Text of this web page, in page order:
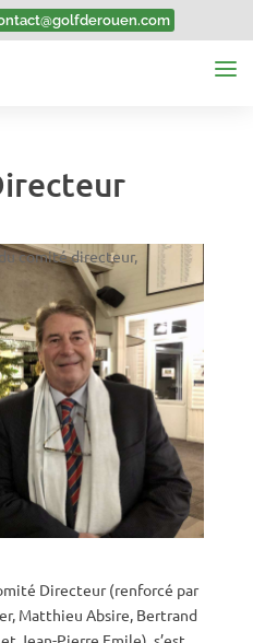
comité directeur,
Directeur (renforcé par
Matthieu Absire, Bertrand